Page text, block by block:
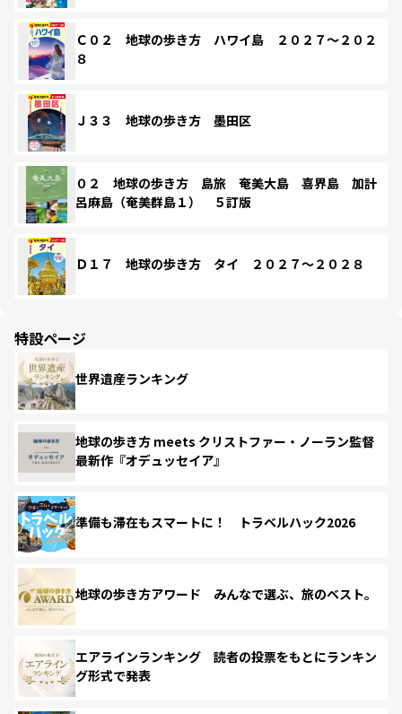
Ｃ０２ 地球の歩き方 ハワイ島 ２０２７～２０２
８
Ｊ３３ 地球の歩き方 墨田区
０２ 地球の歩き方 島旅 奄美大島 喜界島 加計
呂麻島（奄美群島１） ５訂版
Ｄ１７ 地球の歩き方 タイ ２０２７～２０２８
特設ページ
世界遺産ランキング
地球の歩き方 meets クリストファー・ノーラン監督
最新作『オデュッセイア』
準備も滞在もスマートに！ トラベルハック2026
地球の歩き方アワード みんなで選ぶ、旅のベスト。
エアラインランキング 読者の投票をもとにランキン
グ形式で発表